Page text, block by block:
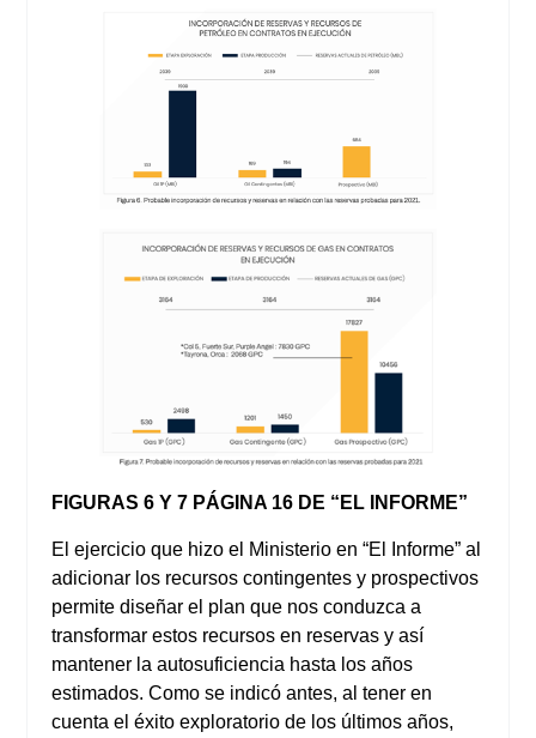
FIGURAS 6 Y 7 PÁGINA 16 DE “EL INFORME”
El ejercicio que hizo el Ministerio en “El Informe” al
adicionar los recursos contingentes y prospectivos
permite diseñar el plan que nos conduzca a
transformar estos recursos en reservas y así
mantener la autosuficiencia hasta los años
estimados. Como se indicó antes, al tener en
cuenta el éxito exploratorio de los últimos años,